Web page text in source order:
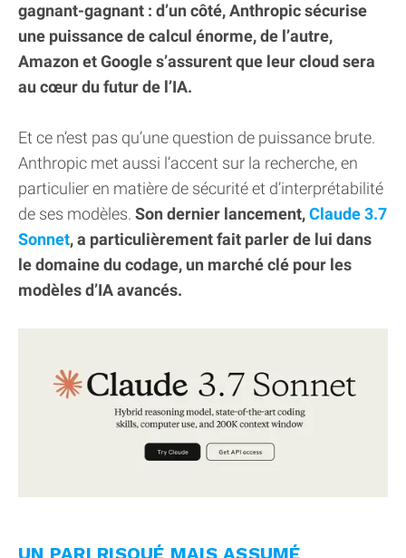
gagnant-gagnant : d’un côté, Anthropic sécurise
une puissance de calcul énorme, de l’autre,
Amazon et Google s’assurent que leur cloud sera
au cœur du futur de l’IA.
Et ce n’est pas qu’une question de puissance brute.
Anthropic met aussi l’accent sur la recherche, en
particulier en matière de sécurité et d’interprétabilité
de ses modèles. Son dernier lancement,Claude 3.7
Sonnet, a particulièrement fait parler de lui dans
le domaine du codage, un marché clé pour les
modèles d’IA avancés.